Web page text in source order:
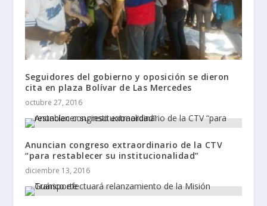
Seguidores del gobierno y oposición se dieron
cita en plaza Bolívar de Las Mercedes
octubre 27, 2016
Anuncian congreso extraordinario de la CTV
“para restablecer su institucionalidad”
diciembre 13, 2016